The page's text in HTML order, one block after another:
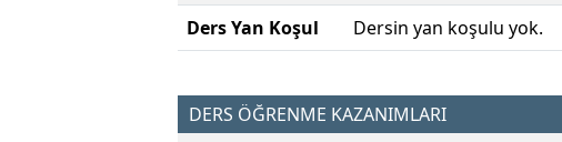
Ders Yan Koşul
Dersin yan koşulu yok.
DERS ÖĞRENME KAZANIMLARI